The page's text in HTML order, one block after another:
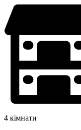
4 кімнати